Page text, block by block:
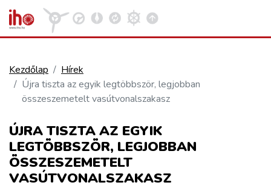
VASÚT
KÖZÚT
REPÜLÉS
Kezdőlap
Hírek
Újra tiszta az egyik legtöbbször, legjobban
összeszemetelt vasútvonalszakasz
ÚJRA TISZTA AZ EGYIK
LEGTÖBBSZÖR, LEGJOBBAN
ÖSSZESZEMETELT
VASÚTVONALSZAKASZ